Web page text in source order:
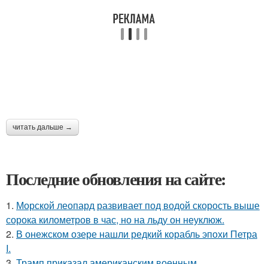
читать дальше →
Последние обновления на сайте:
1. Морской леопард развивает под водой скорость выше
сорока километров в час, но на льду он неуклюж.
2. В онежском озере нашли редкий корабль эпохи Петра
I.